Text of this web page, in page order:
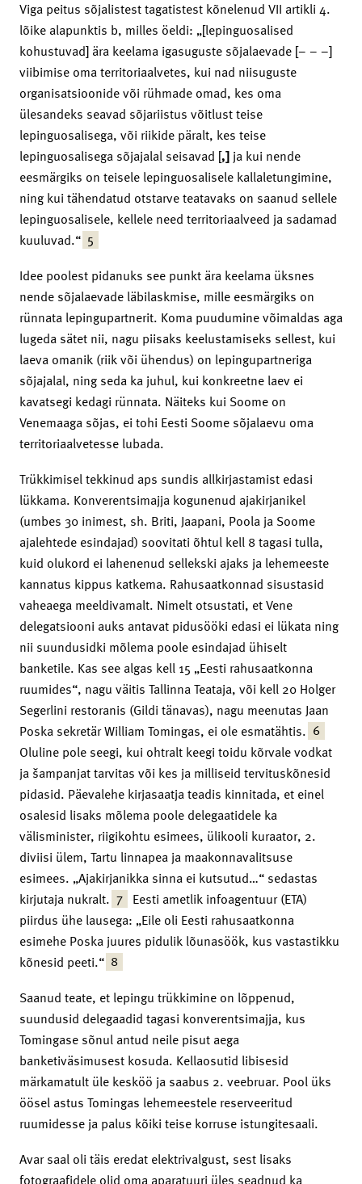
Viga peitus sõjalistest tagatistest kõnelenud VII artikli 4.
lõike alapunktis b, milles öeldi: „[lepinguosalised
kohustuvad] ära keelama igasuguste sõjalaevade [– – –]
viibimise oma territoriaalvetes, kui nad niisuguste
organisatsioonide või rühmade omad, kes oma
ülesandeks seavad sõjariistus võitlust teise
lepinguosalisega, või riikide päralt, kes teise
lepinguosalisega sõjajalal seisavad [,] ja kui nende
eesmärgiks on teisele lepinguosalisele kallaletungimine,
ning kui tähendatud otstarve teatavaks on saanud sellele
lepinguosalisele, kellele need territoriaalveed ja sadamad
kuuluvad.“ 5
Idee poolest pidanuks see punkt ära keelama üksnes
nende sõjalaevade läbilaskmise, mille eesmärgiks on
rünnata lepingupartnerit. Koma puudumine võimaldas aga
lugeda sätet nii, nagu piisaks keelustamiseks sellest, kui
laeva omanik (riik või ühendus) on lepingu­partneriga
sõjajalal, ning seda ka juhul, kui konkreetne laev ei
kavatsegi kedagi rünnata. Näiteks kui Soome on
Venemaaga sõjas, ei tohi Eesti Soome sõjalaevu oma
territoriaalvetesse lubada.
Trükkimisel tekkinud aps sundis allkirjastamist edasi
lükkama. Konverentsimajja kogunenud ajakirjanikel
(umbes 30 inimest, sh. Briti, Jaapani, Poola ja Soome
ajalehtede esindajad) soovitati õhtul kell 8 tagasi tulla,
kuid olukord ei lahenenud sellekski ajaks ja lehemeeste
kannatus kippus katkema. Rahusaatkonnad sisustasid
vaheaega meeldivamalt. Nimelt otsustati, et Vene
delegatsiooni auks antavat pidusööki edasi ei lükata ning
nii suundusidki mõlema poole esindajad ühiselt
banketile. Kas see algas kell 15 „Eesti rahusaatkonna
ruumides“, nagu väitis Tallinna Teataja, või kell 20 Holger
Segerlini restoranis (Gildi tänavas), nagu meenutas Jaan
Poska sekretär William Tomingas, ei ole esmatähtis. 6
Oluline pole seegi, kui ohtralt keegi toidu kõrvale vodkat
ja šampanjat tarvitas või kes ja milliseid tervituskõnesid
pidasid. Päevalehe kirjasaatja teadis kinnitada, et einel
osalesid lisaks mõlema poole delegaatidele ka
välisminister, riigikohtu esimees, ülikooli kuraator, 2.
diviisi ülem, Tartu linnapea ja maakonnavalitsuse
esimees. „Ajakirjanikka sinna ei kutsutud…“ sedastas
kirjutaja nukralt. 7 Eesti ametlik infoagentuur (ETA)
piirdus ühe lausega: „Eile oli Eesti rahusaatkonna
esimehe Poska juures pidulik lõunasöök, kus vastastikku
kõnesid peeti.“ 8
Saanud teate, et lepingu trükkimine on lõppenud,
suundusid delegaadid tagasi konverentsi­majja, kus
Tomingase sõnul antud neile pisut aega
banketiväsimusest kosuda. Kellaosutid libisesid
märkamatult üle kesköö ja saabus 2. veebruar. Pool üks
öösel astus Tomingas lehemeestele reserveeritud
ruumidesse ja palus kõiki teise korruse istungitesaali.
Avar saal oli täis eredat elektrivalgust, sest lisaks
fotograafidele olid oma aparatuuri üles seadnud ka